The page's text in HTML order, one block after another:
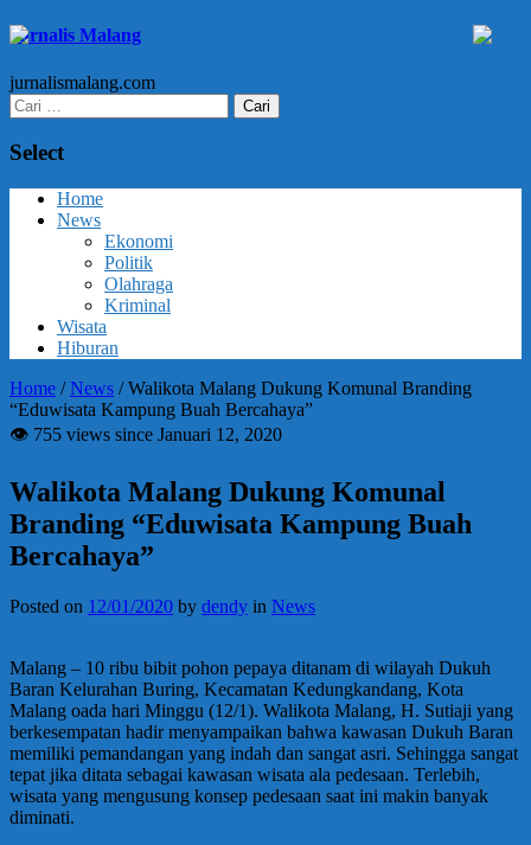
Jurnalis Malang
jurnalismalang.com
Cari
untuk:
Select
Home
News
Ekonomi
Politik
Olahraga
Kriminal
Wisata
Hiburan
Home /News /Walikota Malang Dukung Komunal Branding
“Eduwisata Kampung Buah Bercahaya”
👁 755 views since Januari 12, 2020
Walikota Malang Dukung Komunal
Branding “Eduwisata Kampung Buah
Bercahaya”
Posted on 12/01/2020 by dendy in News
Malang – 10 ribu bibit pohon pepaya ditanam di wilayah Dukuh
Baran Kelurahan Buring, Kecamatan Kedungkandang, Kota
Malang oada hari Minggu (12/1). Walikota Malang, H. Sutiaji yang
berkesempatan hadir menyampaikan bahwa kawasan Dukuh Baran
memiliki pemandangan yang indah dan sangat asri. Sehingga sangat
tepat jika ditata sebagai kawasan wisata ala pedesaan. Terlebih,
wisata yang mengusung konsep pedesaan saat ini makin banyak
diminati.